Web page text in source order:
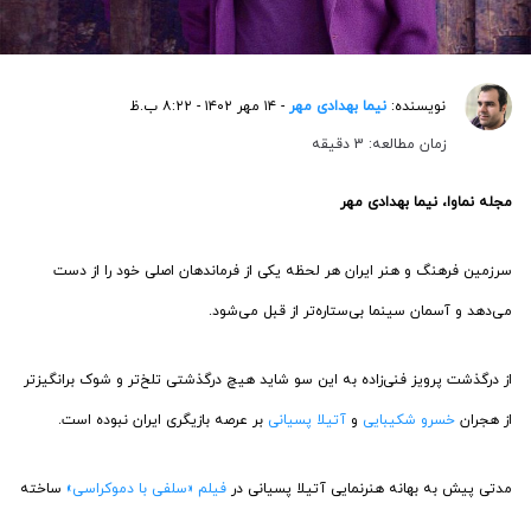
نویسنده: نیما بهدادی مهر - ۱۴ مهر ۱۴۰۲ - ۸:۲۲ ب.ظ
زمان مطالعه: 3 دقیقه
مجله نماوا، نیما بهدادی مهر
سرزمین فرهنگ و هنر ایران هر لحظه یکی از فرماندهان اصلی خود را از دست
می‌دهد و آسمان سینما بی‌ستاره‌تر از قبل می‌شود.
از درگذشت پرویز فنی‌زاده به این سو شاید هیچ درگذشتی تلخ‌تر و شوک برانگیزتر
از هجران خسرو شکیبایی و آتیلا پسیانی بر عرصه بازیگری ایران نبوده است.
مدتی پیش به بهانه هنرنمایی آتیلا پسیانی در فیلم «سلفی با دموکراسی» ساخته